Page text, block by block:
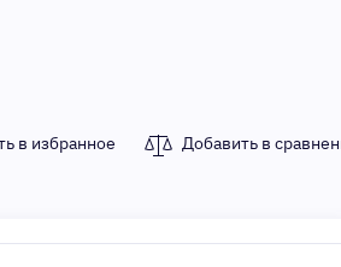
в избранное Добавить в